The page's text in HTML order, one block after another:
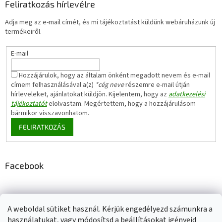
A weboldal sütiket használ. Kérjük engedélyezd számunkra a
Feliratkozás hírlevélre
Adja meg az e-mail címét, és mi tájékoztatást küldünk webáruházunk új
termékeiről.
E-mail
Hozzájárulok, hogy az általam önként megadott nevem és e-mail
címem felhasználásával a(z) *cég neverészemre e-mail útján
hírleveleket, ajánlatokat küldjön. Kijelentem, hogy azadatkezelési
tájékoztatótelolvastam. Megértettem, hogy a hozzájárulásom
bármikor visszavonhatom.
FELIRATKOZÁS
Facebook
Adatkezelési tájékoztató Elérhetőségeink Impresszum